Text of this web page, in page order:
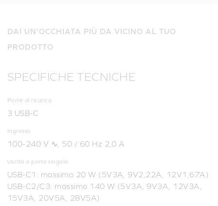
DAI UN'OCCHIATA PIÙ DA VICINO AL TUO
PRODOTTO
SPECIFICHE TECNICHE
Porte di ricarica
3 USB-C
Ingresso
100-240 V ∿, 50 / 60 Hz 2,0 A
Uscita a porta singola
USB-C1: massimo 20 W (5V3A, 9V2,22A, 12V1,67A)
USB-C2/C3: massimo 140 W (5V3A, 9V3A, 12V3A,
15V3A, 20V5A, 28V5A)